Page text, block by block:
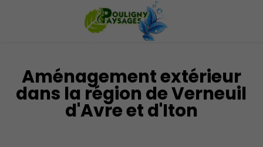
Aménagement extérieur
dans la région de Verneuil
d'Avre et d'Iton